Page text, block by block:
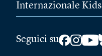
Internazionale Kids
Seguici su